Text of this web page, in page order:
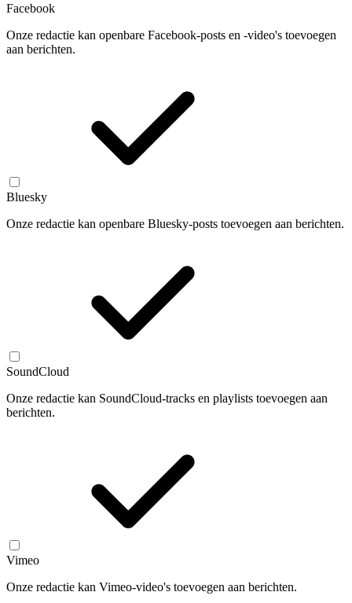
Facebook
Onze redactie kan openbare Facebook-posts en -video's toevoegen
aan berichten.
Bluesky
Onze redactie kan openbare Bluesky-posts toevoegen aan berichten.
SoundCloud
Onze redactie kan SoundCloud-tracks en playlists toevoegen aan
berichten.
Vimeo
Onze redactie kan Vimeo-video's toevoegen aan berichten.